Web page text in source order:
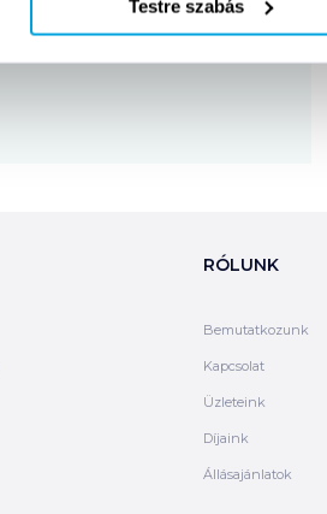
Testre szabás
RÓLUNK
Bemutatkozunk
Kapcsolat
Üzleteink
Díjaink
Állásajánlatok